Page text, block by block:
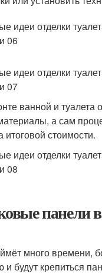
ванной и туалета
а сам
итоговой стоимости.
панели
много времени,
будут крепиться